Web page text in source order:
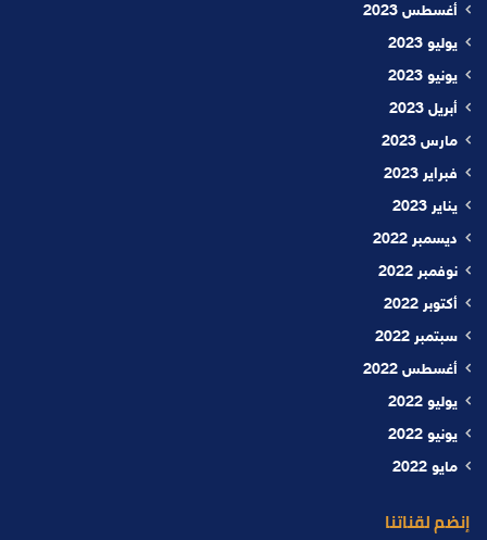
أغسطس 2023
يوليو 2023
يونيو 2023
أبريل 2023
مارس 2023
فبراير 2023
يناير 2023
ديسمبر 2022
نوفمبر 2022
أكتوبر 2022
سبتمبر 2022
أغسطس 2022
يوليو 2022
يونيو 2022
مايو 2022
إنضم لقناتنا